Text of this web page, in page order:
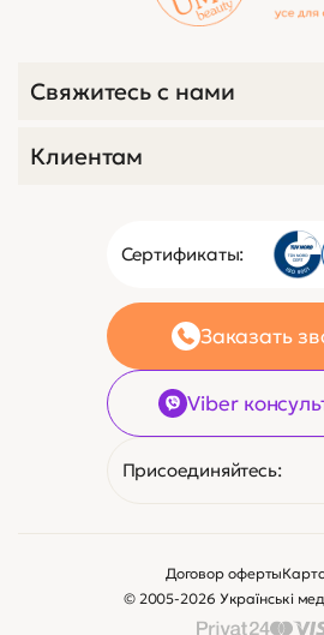
Сертификаты:
Заказать
Viber
Присоединяйтесь:
Свяжитесь с нами
Клиентам
© 2005-2026 Українські
Договор оферты